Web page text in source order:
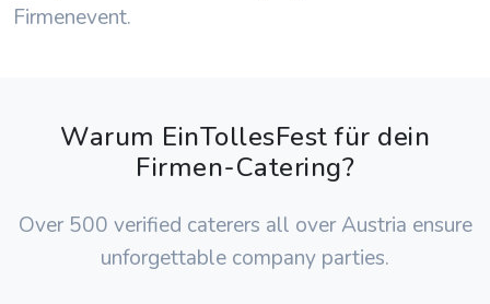
Firmenevent.
Warum EinTollesFest für dein
Firmen-Catering?
Over 500 verified caterers all over Austria ensure
unforgettable company parties.